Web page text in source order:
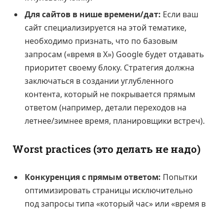
Для сайтов в нише времени/дат: Если ваш
сайт специализируется на этой тематике,
необходимо признать, что по базовым
запросам («время в X») Google будет отдавать
приоритет своему блоку. Стратегия должна
заключаться в создании углубленного
контента, который не покрывается прямым
ответом (например, детали переходов на
летнее/зимнее время, планировщики встреч).
Worst practices (это делать не надо)
Конкуренция с прямым ответом: Попытки
оптимизировать страницы исключительно
под запросы типа «который час» или «время в